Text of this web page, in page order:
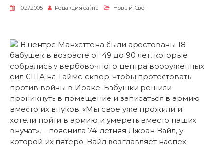
10.27.2005 Редакция сайта Новый Свет
В центре Манхэттена были арестованы 18
бабушек в возрасте от 49 до 90 лет, которые
собрались у вербовочного центра вооруженных
сил США на Таймс-сквер, чтобы протестовать
против войны в Ираке. Бабушки решили
проникнуть в помещение и записаться в армию
вместо их внуков. «Мы свое уже прожили и
хотели пойти в армию и умереть вместо наших
внучат», – пояснила 74-летняя Джоан Вайл, у
которой их пятеро. Вайл возглавляет наспех